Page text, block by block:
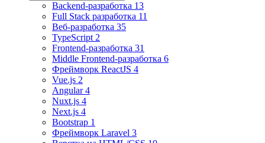
Backend-разработка 13
Full Stack разработка 11
Веб-разработка 35
TypeScript 2
Frontend-разработка 31
Middle Frontend-разработка 6
Фреймворк ReactJS 4
Vue.js 2
Angular 4
Nuxt.js 4
Next.js 4
Bootstrap 1
Фреймворк Laravel 3